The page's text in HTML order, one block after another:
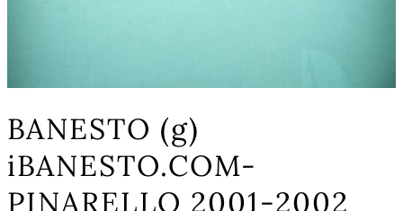
BANESTO (g)
iBANESTO.COM-
PINARELLO 2001-2002